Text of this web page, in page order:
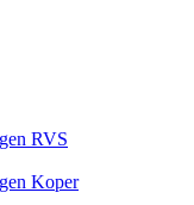
RVS
Koper